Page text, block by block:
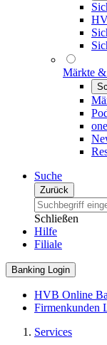
Märkte
Suche
Zurück
Schließen
Hilfe
Filiale
Banking Login
HVB Online
Firmenkunden
Services